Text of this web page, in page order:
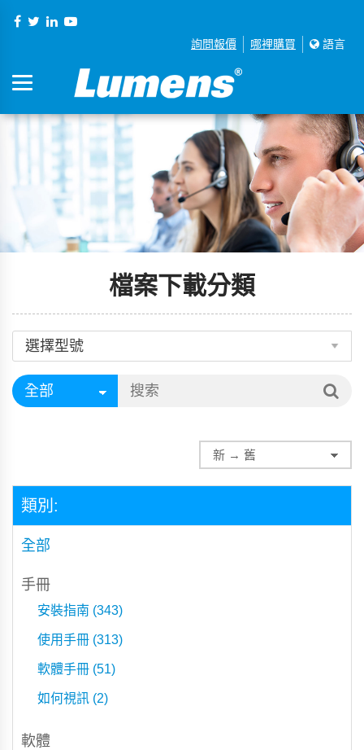
詢問報價 哪裡購買 語言
檔案下載分類
類別:
全部
手冊
安裝指南 (343)
使用手冊 (313)
軟體手冊 (51)
如何視訊 (2)
軟體